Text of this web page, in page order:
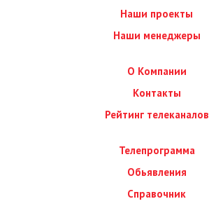
Наши проекты
Наши менеджеры
О Компании
Контакты
Рейтинг телеканалов
Телепрограмма
Обьявления
Справочник